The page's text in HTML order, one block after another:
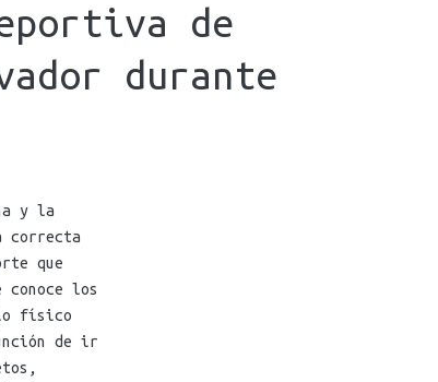
de
durante
y la
correcta
que
los
físico
de ir